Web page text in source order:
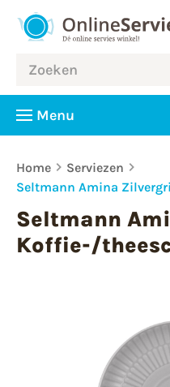
Menu
Home
Serviezen
Seltmann Amina
Seltmann
Koffie-/